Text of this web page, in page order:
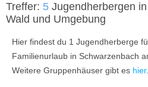
Treffer: 5 Jugendherbergen
Wald und Umgebung
Hier findest du 1 Jugendherberge
Familienurlaub in Schwarzenbach
Weitere Gruppenhäuser gibt es hier.